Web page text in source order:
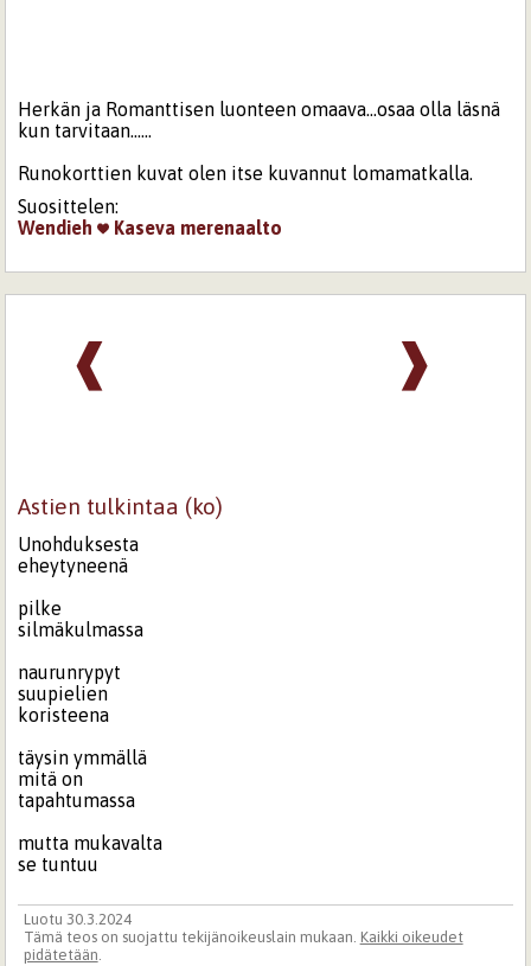
Herkän ja Romanttisen luonteen omaava...osaa olla läsnä
kun tarvitaan......
Runokorttien kuvat olen itse kuvannut lomamatkalla.
Suosittelen:
Wendieh
Kaseva merenaalto
❱
❰
Astien tulkintaa (ko)
Unohduksesta
eheytyneenä
pilke
silmäkulmassa
naurunrypyt
suupielien
koristeena
täysin ymmällä
mitä on
tapahtumassa
mutta mukavalta
se tuntuu
Luotu 30.3.2024
Tämä teos on suojattu tekijänoikeuslain mukaan. Kaikki oikeudet
pidätetään.